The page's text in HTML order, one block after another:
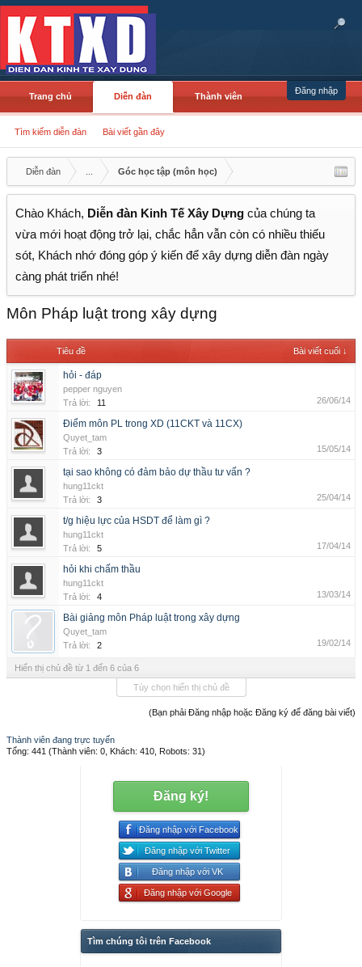
Đăng nhập
Trang chủ Diễn đàn
Tìm kiếm diễn đàn Bài viết gần đây
Thành viên
Diễn đàn Góc học tập (môn học)
Chào Khách, Diễn đàn Kinh Tế Xây Dựng của chúng ta
vừa mới hoạt động trở lại, chắc hẳn vẫn còn có nhiều thiếu
sót, Khách nhớ đóng góp ý kiến để xây dựng diễn đàn ngày
càng phát triển nhé!
Môn Pháp luật trong xây dựng
Tiêu đề Bài viết cuối ↓
hỏi - đáp
pepper nguyen
Trả lời:
11 26/06/14
Điểm môn PL trong XD (11CKT và 11CX)
Quyet_tam
Trả lời:
3 15/05/14
tại sao không có đảm bảo dự thầu tư vấn ?
hung11ckt
Trả lời:
3 25/04/14
t/g hiệu lực của HSDT để làm gì ?
hung11ckt
Trả lời:
5 17/04/14
hỏi khi chấm thầu
hung11ckt
Trả lời:
4 13/03/14
Bài giảng môn Pháp luật trong xây dựng
Quyet_tam
Trả lời:
2 19/02/14
Hiển thị chủ đề từ 1 đến 6 của 6
Tùy chọn hiển thị chủ đề
(Bạn phải Đăng nhập hoặc Đăng ký để đăng bài viết)
Thành viên đang trực tuyến
Tổng: 441 (Thành viên: 0, Khách: 410, Robots: 31)
Đăng ký!
Đăng nhập với Facebook
Đăng nhập với Twitter
Đăng nhập với VK
Đăng nhập với Google
Tìm chúng tôi trên Facebook